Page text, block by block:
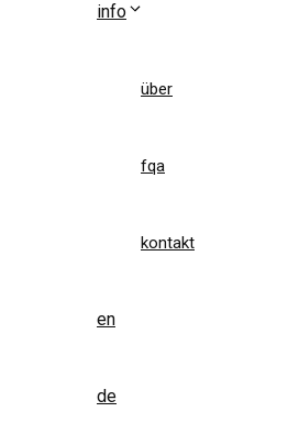
info
über
fqa
kontakt
en
de